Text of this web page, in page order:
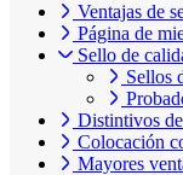
Ventajas de
Página de
Sello de
Sellos
Distintivos
Colocación
Mayores